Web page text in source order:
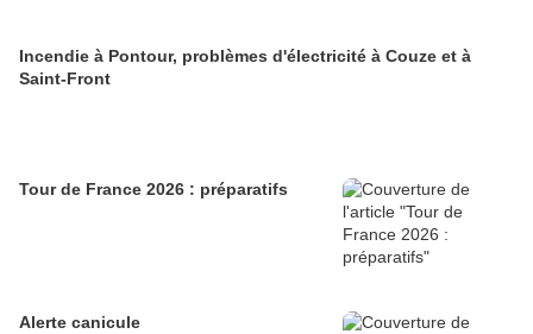
Incendie à Pontour, problèmes d'électricité à Couze et à
Saint-Front
Tour de France 2026 : préparatifs
Alerte canicule